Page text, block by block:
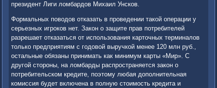
президент Лиги ломбардов Михаил Унсков.
Формальных поводов отказать в проведении такой операции у
серьезных игроков нет. Закон о защите прав потребителей
разрешает отказаться от использования карточных терминалов
только предприятиям с годовой выручкой менее 120 млн руб.,
остальные обязаны принимать как минимум карты «Мир». С
другой стороны, на ломбарды распространяется закон о
потребительском кредите, поэтому любая дополнительная
комиссия будет включена в полную стоимость кредита и